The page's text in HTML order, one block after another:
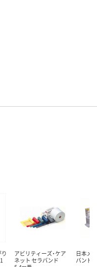
アビリティーズ・ケア
ネット セラバンド
日本メ
バンド（